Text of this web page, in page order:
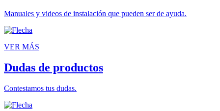
Manuales y videos de instalación que pueden ser de ayuda.
VER MÁS
Dudas de productos
Contestamos tus dudas.